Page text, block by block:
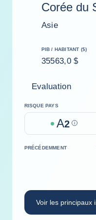
Corée du
Asie
PIB / HABITANT ($)
35563,0 $
Evaluation
RISQUE PAYS
A2 Help
PRÉCÉDEMMENT
Voir les principaux